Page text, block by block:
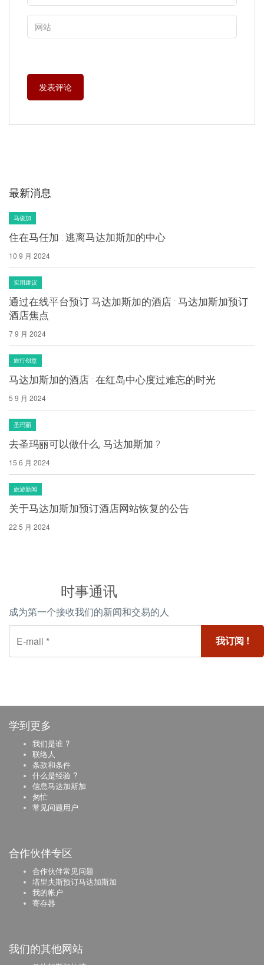
最新消息
马俊加
住在马任加 : 逃离马达加斯加的中心
10 9 月 2024
实用建议
通过在线平台预订 马达加斯加的酒店 : 马达加斯加预订
酒店焦点
7 9 月 2024
旅行创意
马达加斯加的酒店 : 在红岛中心度过难忘的时光
5 9 月 2024
圣玛丽
去圣玛丽可以做什么, 马达加斯加 ?
15 6 月 2024
旅游新闻
关于马达加斯加预订酒店网站恢复的公告
22 5 月 2024
时事通讯
成为第一个接收我们的新闻和交易的人
学到更多
我们是谁 ?
联络人
条款和条件
什么是经验 ?
信息马达加斯加
匆忙
常见问题用户
合作伙伴专区
合作伙伴常见问题
塔里夫斯预订马达加斯加
我的帐户
寄存器
我们的其他网站